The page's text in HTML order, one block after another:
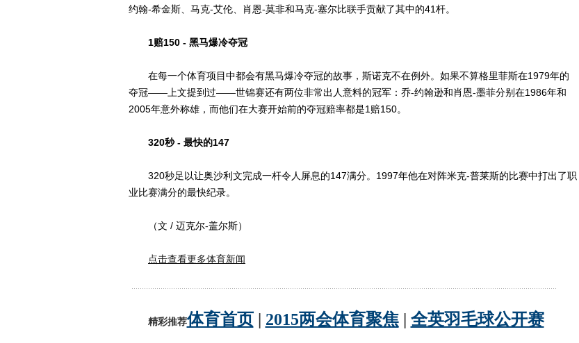
约翰-希金斯、马克-艾伦、肖恩-莫非和马克-塞尔比联手贡献了其中的41杆。
1赔150 - 黑马爆冷夺冠
在每一个体育项目中都会有黑马爆冷夺冠的故事，斯诺克不在例外。如果不算格里菲斯在1979年的
夺冠——上文提到过——世锦赛还有两位非常出人意料的冠军：乔-约翰逊和肖恩-墨菲分别在1986年和
2005年意外称雄，而他们在大赛开始前的夺冠赔率都是1赔150。
320秒 - 最快的147
320秒足以让奥沙利文完成一杆令人屏息的147满分。1997年他在对阵米克-普莱斯的比赛中打出了职
业比赛满分的最快纪录。
（文 / 迈克尔-盖尔斯）
点击查看更多体育新闻